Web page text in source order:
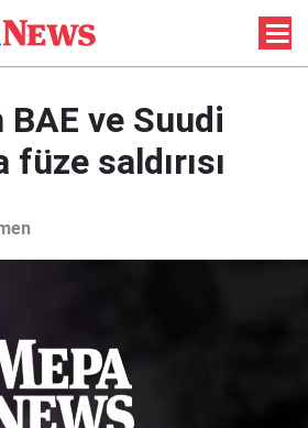
ve Suudi
saldırısı